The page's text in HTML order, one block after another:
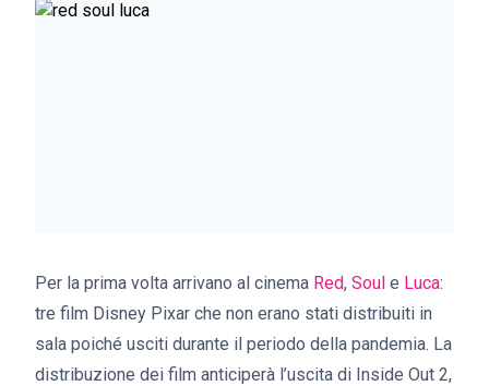
Per la prima volta arrivano al cinema Red, Soul e Luca:
tre film Disney Pixar che non erano stati distribuiti in
sala poiché usciti durante il periodo della pandemia. La
distribuzione dei film anticiperà l’uscita di Inside Out 2,